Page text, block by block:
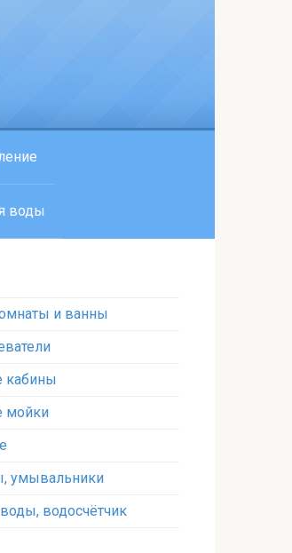
воды
и ванны
мойки
умывальники
водосчётчик